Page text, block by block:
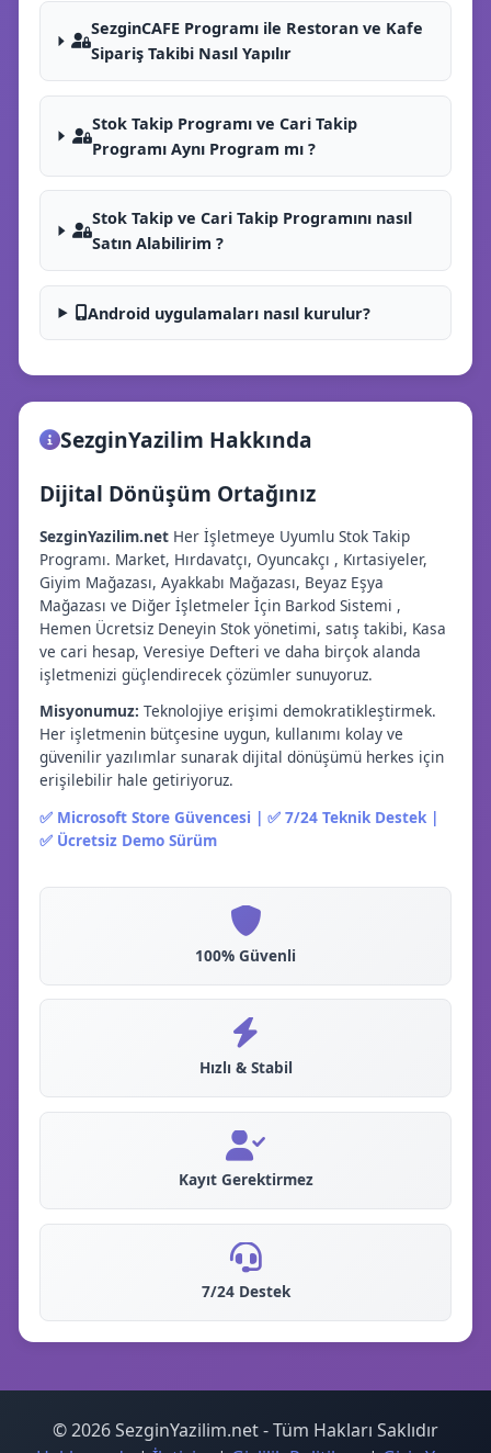
SezginCAFE Programı ile Restoran ve Kafe
Sipariş Takibi Nasıl Yapılır
Stok Takip Programı ve Cari Takip
Programı Aynı Program mı ?
Stok Takip ve Cari Takip Programını nasıl
Satın Alabilirim ?
Android uygulamaları nasıl kurulur?
SezginYazilim Hakkında
Dijital Dönüşüm Ortağınız
SezginYazilim.net Her İşletmeye Uyumlu Stok Takip
Programı. Market, Hırdavatçı, Oyuncakçı , Kırtasiyeler,
Giyim Mağazası, Ayakkabı Mağazası, Beyaz Eşya
Mağazası ve Diğer İşletmeler İçin Barkod Sistemi ,
Hemen Ücretsiz Deneyin Stok yönetimi, satış takibi, Kasa
ve cari hesap, Veresiye Defteri ve daha birçok alanda
işletmenizi güçlendirecek çözümler sunuyoruz.
Misyonumuz: Teknolojiye erişimi demokratikleştirmek.
Her işletmenin bütçesine uygun, kullanımı kolay ve
güvenilir yazılımlar sunarak dijital dönüşümü herkes için
erişilebilir hale getiriyoruz.
✅ Microsoft Store Güvencesi | ✅ 7/24 Teknik Destek |
✅ Ücretsiz Demo Sürüm
100% Güvenli
Hızlı & Stabil
Kayıt Gerektirmez
7/24 Destek
© 2026 SezginYazilim.net - Tüm Hakları Saklıdır